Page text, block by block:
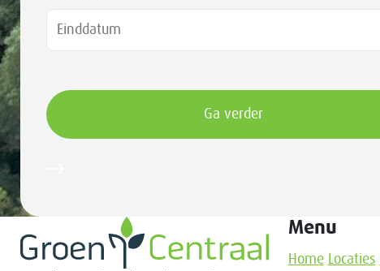
Menu
Home Locaties